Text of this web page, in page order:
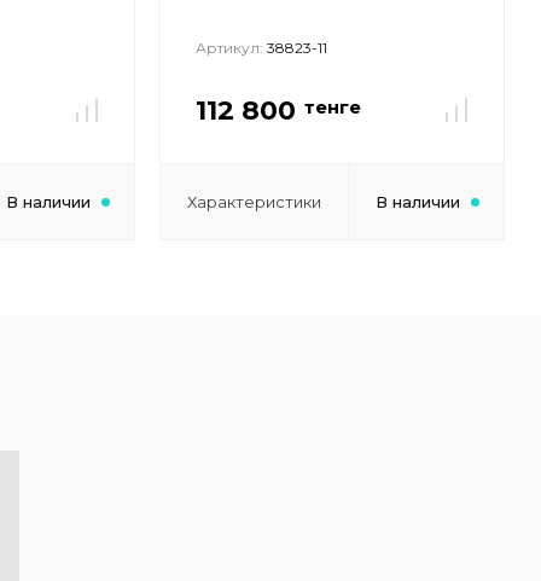
В наличии
Артикул: 38823-11
112 800 тенге
Характеристики В наличии